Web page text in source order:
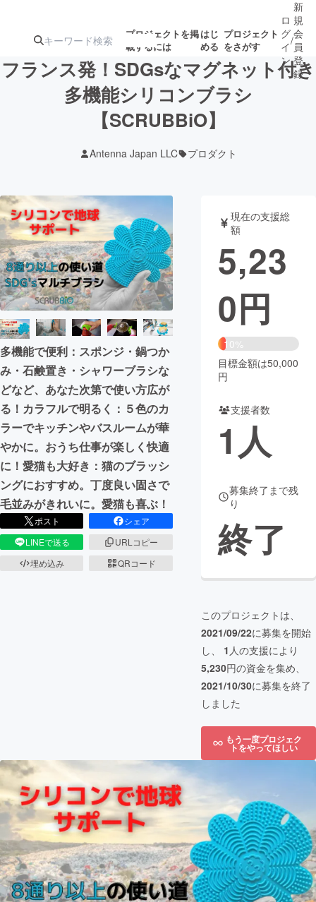
プロジェクトを掲
載するには
はじ
める
プロジェクト
をさがす
注目の新着プロ募集終了が近いプ
テクノロジー・ガジェット
映像・映画 書籍・雑誌
ビジネス・起業 チャレンジ
まちづくり・地域活性化
CAMPFIRE for Social Good
CAMPFIRE Creation
CAMPFIREふるさと納税machi-ya コミュニティ
ロ
グ
イ
ン
/
新
規
会
員
登
録
フランス発！SDGsなマグネット付き
多機能シリコンブラシ
【SCRUBBiO】
Antenna Japan LLC プロダクト
多機能で便利：スポンジ・鍋つか
み・石鹸置き・シャワーブラシな
どなど、あなた次第で使い方広が
る！カラフルで明るく：５色のカ
ラーでキッチンやバスルームが華
やかに。おうち仕事が楽しく快適
に！愛猫も大好き：猫のブラッシ
ングにおすすめ。丁度良い固さで
毛並みがきれいに。愛猫も喜ぶ！
ポスト
シェア
LINEで送る
URLコピー
埋め込み
QRコード
現在の支援総
額
5,23
0円
10%
目標金額は50,000
円
支援者数
1人
募集終了まで残
り
終了
このプロジェクトは、
2021/09/22に募集を開始
し、 1 人の支援により
5,230円の資金を集め、
2021/10/30に募集を終了
しました
もう一度プロジェク
トをやってほしい